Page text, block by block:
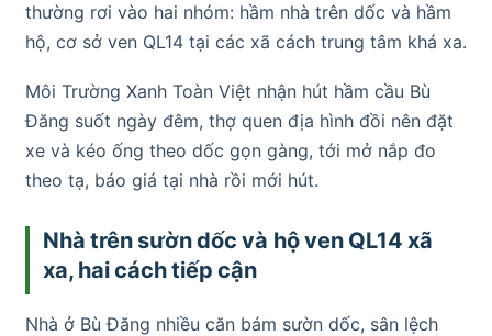
thường rơi vào hai nhóm: hầm nhà trên dốc và hầm
hộ, cơ sở ven QL14 tại các xã cách trung tâm khá xa.
Môi Trường Xanh Toàn Việt nhận hút hầm cầu Bù
Đăng suốt ngày đêm, thợ quen địa hình đồi nên đặt
xe và kéo ống theo dốc gọn gàng, tới mở nắp đo
theo tạ, báo giá tại nhà rồi mới hút.
Nhà trên sườn dốc và hộ ven QL14 xã
xa, hai cách tiếp cận
Nhà ở Bù Đăng nhiều căn bám sườn dốc, sân lệch